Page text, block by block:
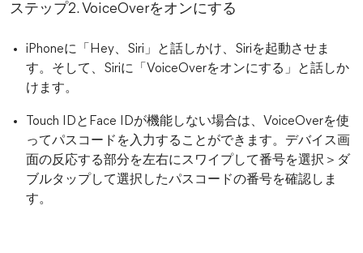
ステップ2. VoiceOverをオンにする
iPhoneに「Hey、Siri」と話しかけ、Siriを起動させま
す。そして、Siriに「VoiceOverをオンにする」と話しか
けます。
Touch IDとFace IDが機能しない場合は、VoiceOverを使
ってパスコードを入力することができます。デバイス画
面の反応する部分を左右にスワイプして番号を選択＞ダ
ブルタップして選択したパスコードの番号を確認しま
す。